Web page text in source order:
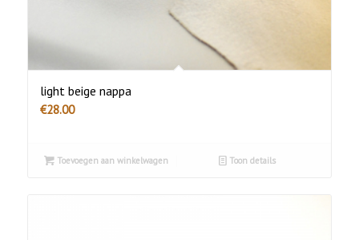
light beige nappa
€28.00
Toevoegen aan winkelwagen Toon details